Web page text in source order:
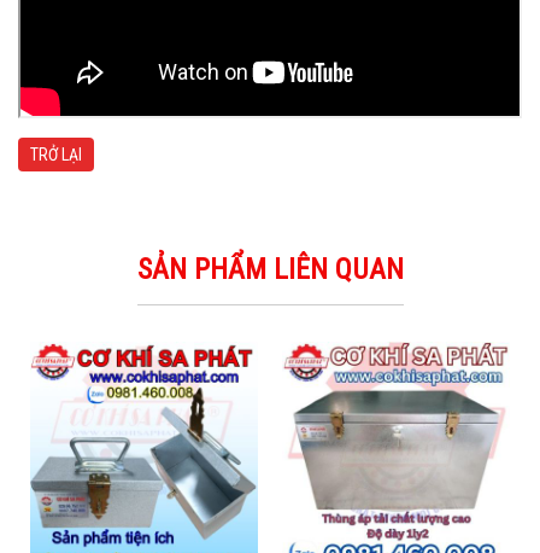
TRỞ LẠI
SẢN PHẨM LIÊN QUAN